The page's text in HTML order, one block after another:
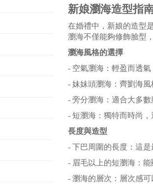
新娘瀏海造型指
在婚禮中，新娘的造型
瀏海不僅能夠修飾臉型
瀏海風格的選擇
- 空氣瀏海：輕盈而透氣
- 妹妹頭瀏海：齊劉海
- 旁分瀏海：適合大多
- 短瀏海：獨特而時尚，
長度與造型
- 下巴周圍的長度：這
- 眉毛以上的短瀏海：
- 瀏海的層次：層次感可